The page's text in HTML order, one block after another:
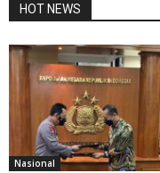
HOT NEWS
Nasional